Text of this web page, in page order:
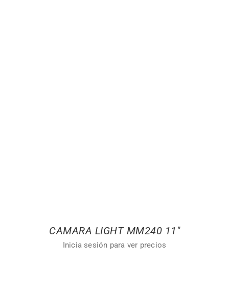
CAMARA LIGHT MM240 11″
Inicia sesión para ver precios